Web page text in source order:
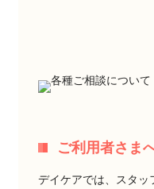
ご利用者さま
デイケアでは、スタッ